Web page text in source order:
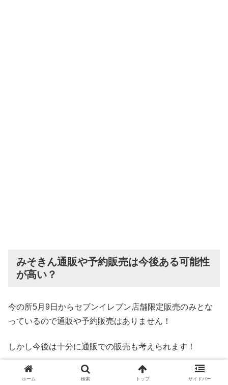
みそきん通販や予約販売は今後ある可能性
が高い？
今の所5月9日からセブンイレブン店舗限定販売のみとな
っているので通販や予約販売はありません！
しかし今後は十分に通販での販売も考えられます！
HIKAKINさんが初めて手がけたブランド、「HIKAKIN
ホーム 検索 トップ サイドバー